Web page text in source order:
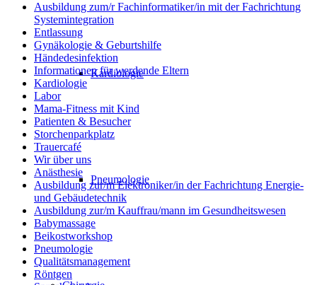
Kardiologie
Pneumologie
Ausbildung zum/r Fachinformatiker/in mit der Fachrichtung
Systemintegration
Entlassung
Gynäkologie & Geburtshilfe
Händedesinfektion
Informationen für werdende Eltern
Kardiologie
Labor
Mama-Fitness mit Kind
Patienten & Besucher
Storchenparkplatz
Trauercafé
Wir über uns
Anästhesie
Ausbildung zur/m Elektroniker/in der Fachrichtung Energie-
und Gebäudetechnik
Ausbildung zur/m Kauffrau/mann im Gesundheitswesen
Babymassage
Beikostworkshop
Pneumologie
Qualitätsmanagement
Röntgen